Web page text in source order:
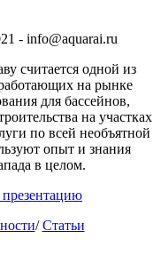
- info@aquarai.ru
считается одной из
на рынке
для бассейнов,
на участках
по всей необъятной
опыт и знания
в целом.
презентацию
/Статьи